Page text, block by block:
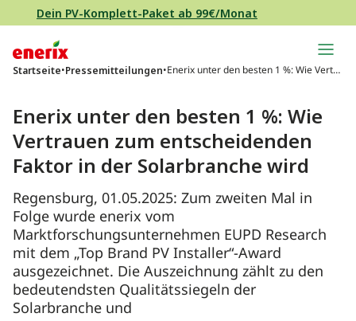
Direkt zum Inhalt wechseln
Dein PV-Komplett-Paket ab 99€/Monat
Hauptnavigation
Startseite•Pressemitteilungen•Enerix unter den besten 1 %: Wie Vertra
Enerix unter den besten 1 %: Wie
Vertrauen zum entscheidenden
Faktor in der Solarbranche wird
Regensburg, 01.05.2025: Zum zweiten Mal in
Folge wurde enerix vom
Marktforschungsunternehmen EUPD Research
mit dem „Top Brand PV Installer“-Award
ausgezeichnet. Die Auszeichnung zählt zu den
bedeutendsten Qualitätssiegeln der
Solarbranche und